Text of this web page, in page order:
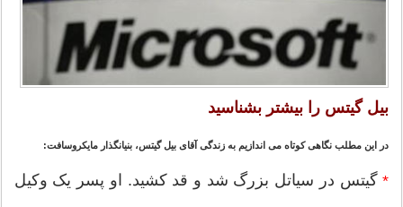
بیل گیتس را بیشتر بشناسید
در این مطلب نگاهی کوتاه می اندازیم به زندگی آقای بیل گیتس، بنیانگذار مایکروسافت:
*گیتس در سیاتل بزرگ شد و قد کشید. او پسر یک وکیل